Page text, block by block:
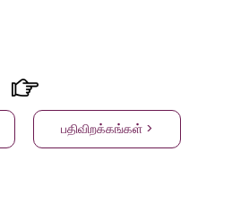
பதிவிறக்கங்கள் >